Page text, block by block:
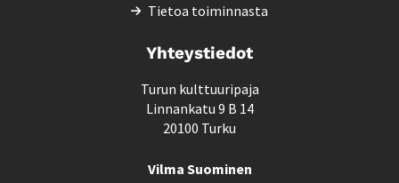
Tietoa toiminnasta
Yhteystiedot
Turun kulttuuripaja
Linnankatu 9 B 14
20100 Turku
Vilma Suominen